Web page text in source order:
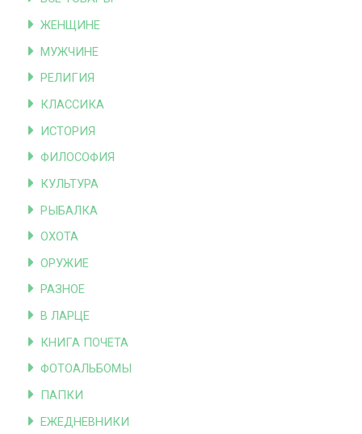
ЖЕНЩИНЕ
МУЖЧИНЕ
РЕЛИГИЯ
КЛАССИКА
ИСТОРИЯ
ФИЛОСОФИЯ
КУЛЬТУРА
РЫБАЛКА
ОХОТА
ОРУЖИЕ
РАЗНОЕ
В ЛАРЦЕ
КНИГА ПОЧЕТА
ФОТОАЛЬБОМЫ
ПАПКИ
ЕЖЕДНЕВНИКИ